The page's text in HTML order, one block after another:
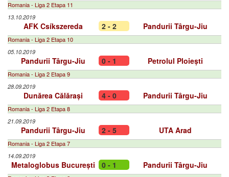
Romania - Liga 2 Etapa 11
13.10.2019
AFK Csíkszereda 2 - 2 Pandurii Târgu-Jiu
Romania - Liga 2 Etapa 10
05.10.2019
Pandurii Târgu-Jiu 0 - 1 Petrolul Ploiești
Romania - Liga 2 Etapa 9
28.09.2019
Dunărea Călărași 4 - 0 Pandurii Târgu-Jiu
Romania - Liga 2 Etapa 8
21.09.2019
Pandurii Târgu-Jiu 2 - 5 UTA Arad
Romania - Liga 2 Etapa 7
14.09.2019
Metaloglobus București 0 - 1 Pandurii Târgu-Jiu